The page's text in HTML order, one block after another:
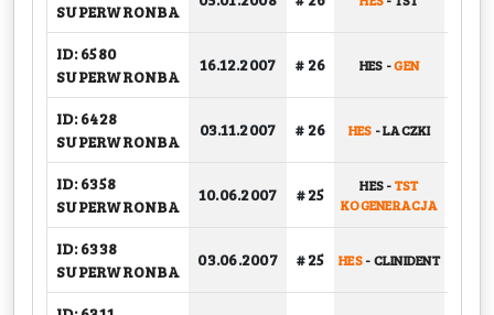
SUPERWRONBA
ID: 6580
SUPERWRONBA
16.12.2007 # 26 HES -GEN
ID: 6428
SUPERWRONBA
03.11.2007 # 26 HES -LACZKI
ID: 6358
SUPERWRONBA
10.06.2007 # 25 HES-TST
KOGENERACJA
ID: 6338
SUPERWRONBA
03.06.2007 # 25 HES-CLINIDENT